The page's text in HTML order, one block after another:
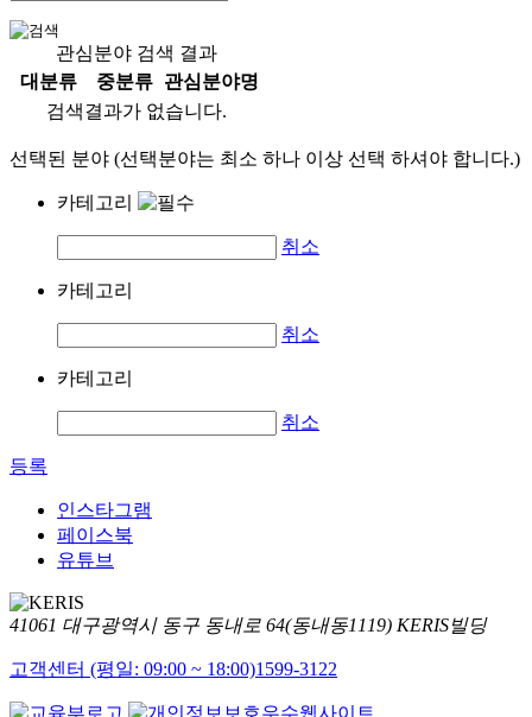
관심분야 검색 결과
대분류
중분류
관심분야명
검색결과가 없습니다.
선택된 분야 (선택분야는 최소 하나 이상 선택 하셔야 합니다.)
카테고리
취소
카테고리
취소
카테고리
취소
등록
인스타그램
페이스북
유튜브
41061 대구광역시 동구 동내로 64(동내동1119) KERIS빌딩
고객센터 (평일: 09:00 ~ 18:00)1599-3122